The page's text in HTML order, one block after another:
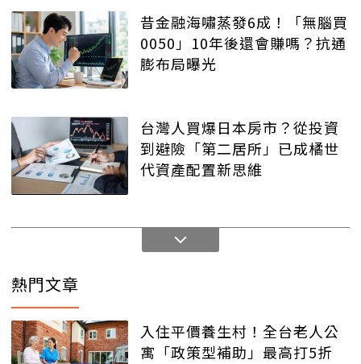
昔金融海嘯蒸發6成！「無腦買
0050」10年後還會賺嗎？抗通
膨布局曝光
台灣人買爆日本房市？從投資
到避險「第二居所」已成橘世
代資產配置新思維
熱門文章
入住平價養生村！全台老人公
寓「政策型補助」最高打5折